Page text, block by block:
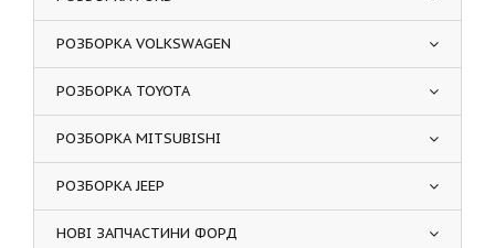
РОЗБОРКА VOLKSWAGEN
РОЗБОРКА TOYOTA
РОЗБОРКА MITSUBISHI
РОЗБОРКА JEEP
НОВІ ЗАПЧАСТИНИ ФОРД